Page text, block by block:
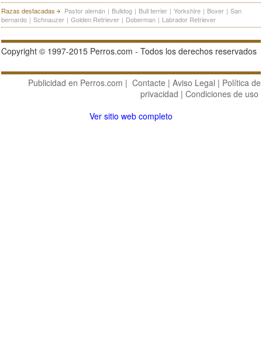
Razas destacadas
Pastor alemán | Bulldog | Bull terrier | Yorkshire | Boxer | San
bernardo | Schnauzer | Golden Retriever | Doberman | Labrador Retriever
Copyright © 1997-2015 Perros.com - Todos los derechos reservados
Publicidad en Perros.com | Contacte | Aviso Legal | Política de
privacidad | Condiciones de uso
Ver sitio web completo